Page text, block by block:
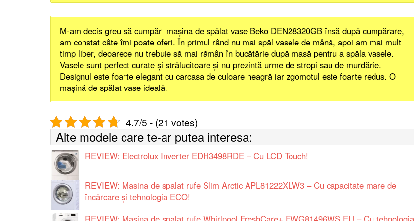
M-am decis greu să cumpăr maşina de spălat vase Beko DEN28320GB însă după cumpărare,
am constat câte îmi poate oferi. În primul rând nu mai spăl vasele de mână, apoi am mai mult
timp liber, deoarece nu trebuie să mai rămân în bucătărie după masă pentru a spăla vasele.
Vasele sunt perfect curate şi strălucitoare şi nu prezintă urme de stropi sau de murdărie.
Designul este foarte elegant cu carcasa de culoare neagră iar zgomotul este foarte redus. O
maşină de spălat vase ideală.
4.7/5 - (21 votes)
Alte modele care te-ar putea interesa:
REVIEW: Electrolux Inverter EDH3498RDE – Cu LCD Touch!
REVIEW: Masina de spalat rufe Slim Arctic APL81222XLW3 – Cu capacitate mare de
încărcare și tehnologia ECO!
REVIEW: Masina de spalat rufe Whirlpool FreshCare+ FWG81496WS EU – Cu tehnologia